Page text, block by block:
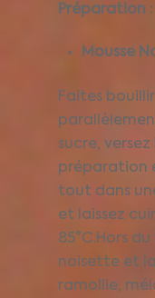
Préparation :
Mousse
Faites
sucre,
préparation
tout dans
et laissez
85°C.Hors
noisette et
ramollie,